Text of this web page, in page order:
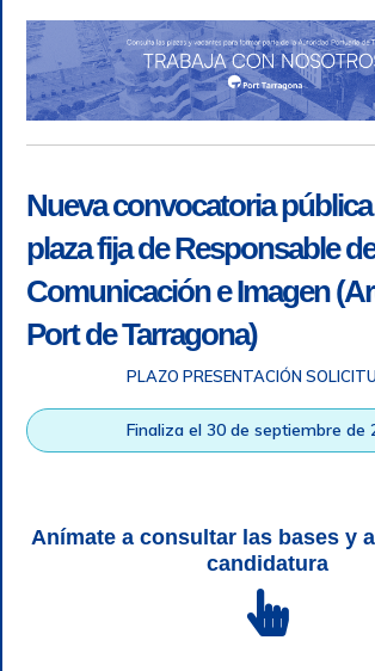
grabación telefónica
| SGSI |
Autoridad Portuaria de Tarragona ©
Nueva convocatoria
plaza fija de Responsable de
Comunicación e Imagen
Port de Tarragona)
PLAZO PRESENTACIÓN
Finaliza el 30 de septiembre de
Anímate a consultar las bases y
candidatura